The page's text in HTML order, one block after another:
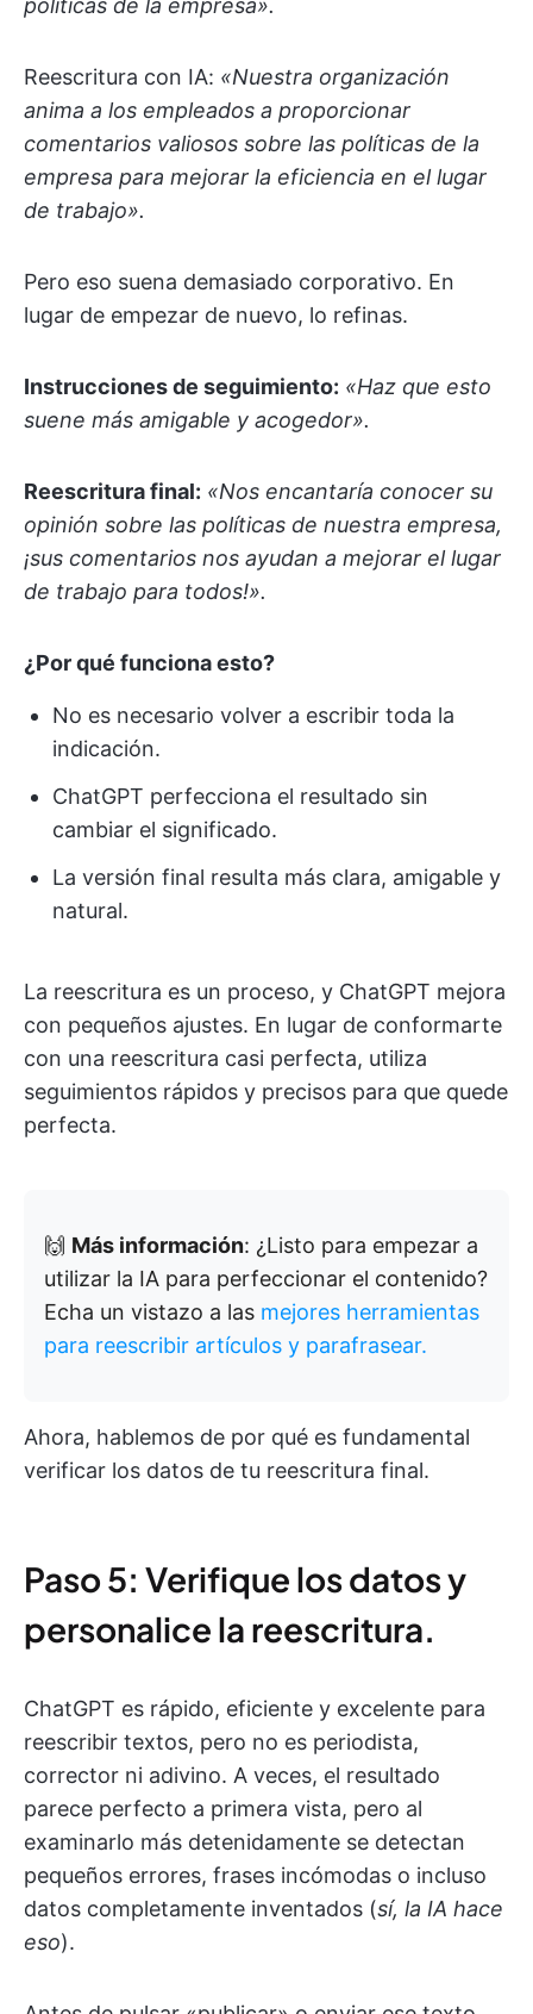
políticas de la empresa».
Reescritura con IA: «Nuestra organización
anima a los empleados a proporcionar
comentarios valiosos sobre las políticas de la
empresa para mejorar la eficiencia en el lugar
de trabajo».
Pero eso suena demasiado corporativo. En
lugar de empezar de nuevo, lo refinas.
Instrucciones de seguimiento: «Haz que esto
suene más amigable y acogedor».
Reescritura final: «Nos encantaría conocer su
opinión sobre las políticas de nuestra empresa,
¡sus comentarios nos ayudan a mejorar el lugar
de trabajo para todos!».
¿Por qué funciona esto?
No es necesario volver a escribir toda la
indicación.
ChatGPT perfecciona el resultado sin
cambiar el significado.
La versión final resulta más clara, amigable y
natural.
La reescritura es un proceso, y ChatGPT mejora
con pequeños ajustes. En lugar de conformarte
con una reescritura casi perfecta, utiliza
seguimientos rápidos y precisos para que quede
perfecta.
🙌 Más información: ¿Listo para empezar a
utilizar la IA para perfeccionar el contenido?
Echa un vistazo a las mejores herramientas
para reescribir artículos y parafrasear.
Ahora, hablemos de por qué es fundamental
verificar los datos de tu reescritura final.
Paso 5: Verifique los datos y
personalice la reescritura.
ChatGPT es rápido, eficiente y excelente para
reescribir textos, pero no es periodista,
corrector ni adivino. A veces, el resultado
parece perfecto a primera vista, pero al
examinarlo más detenidamente se detectan
pequeños errores, frases incómodas o incluso
datos completamente inventados (sí, la IA hace
eso).